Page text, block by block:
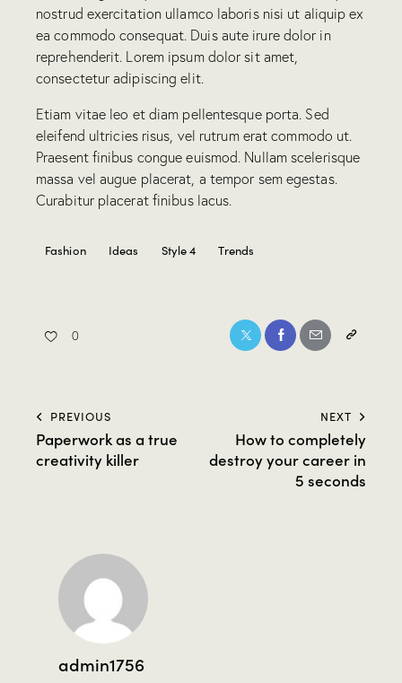
nostrud exercitation ullamco laboris nisi ut aliquip ex
ea commodo consequat. Duis aute irure dolor in
reprehenderit. Lorem ipsum dolor sit amet,
consectetur adipiscing elit.
Etiam vitae leo et diam pellentesque porta. Sed
eleifend ultricies risus, vel rutrum erat commodo ut.
Praesent finibus congue euismod. Nullam scelerisque
massa vel augue placerat, a tempor sem egestas.
Curabitur placerat finibus lacus.
Fashion Ideas Style 4 Trends
0
PREVIOUS
Paperwork as a true
creativity killer
NEXT
How to completely
destroy your career in
5 seconds
admin1756